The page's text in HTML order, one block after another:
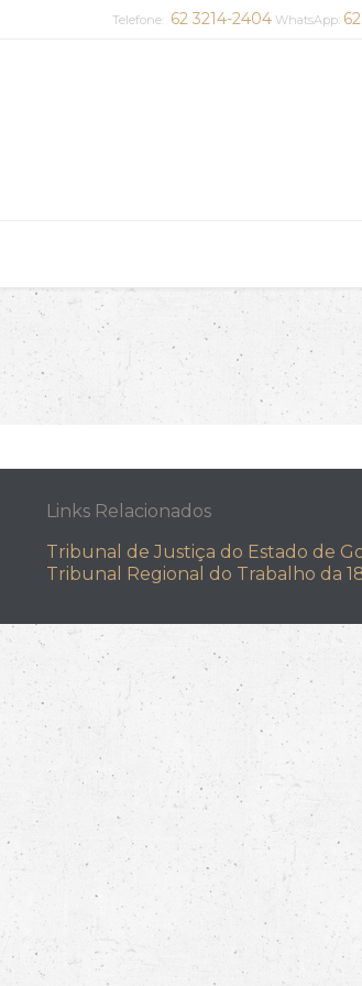
Telefone: 62 3214-2404 WhatsApp:
Links Relacionados
Tribunal de Justiça do Estado de
Tribunal Regional do Trabalho da